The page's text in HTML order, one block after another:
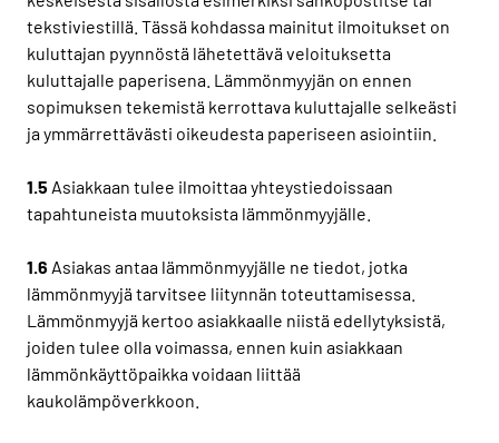
tekstiviestillä. Tässä kohdassa mainitut ilmoitukset on
kuluttajan pyynnöstä lähetettävä veloituksetta
kuluttajalle paperisena. Lämmönmyyjän on ennen
sopimuksen tekemistä kerrottava kuluttajalle selkeästi
ja ymmärrettävästi oikeudesta paperiseen asiointiin.
1.5 Asiakkaan tulee ilmoittaa yhteystiedoissaan
tapahtuneista muutoksista lämmönmyyjälle.
1.6 Asiakas antaa lämmönmyyjälle ne tiedot, jotka
lämmönmyyjä tarvitsee liitynnän toteuttamisessa.
Lämmönmyyjä kertoo asiakkaalle niistä edellytyksistä,
joiden tulee olla voimassa, ennen kuin asiakkaan
lämmönkäyttöpaikka voidaan liittää
kaukolämpöverkkoon.